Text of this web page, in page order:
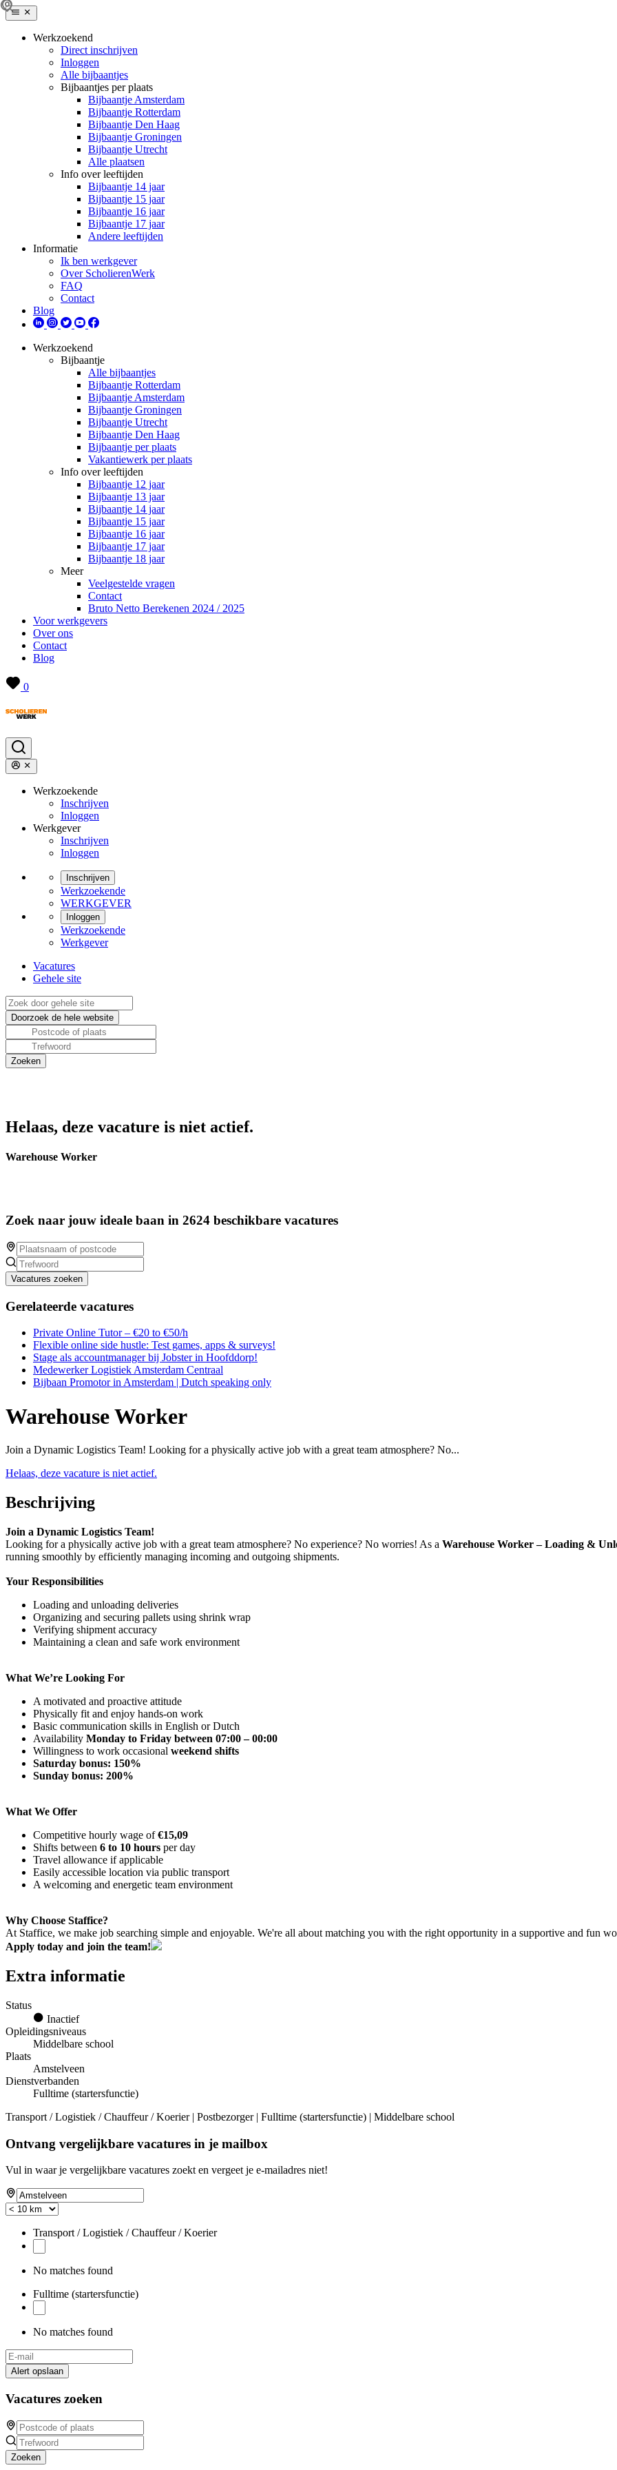
Werkzoekend
Direct inschrijven
Inloggen
Alle bijbaantjes
Bijbaantjes per plaats
Bijbaantje Amsterdam
Bijbaantje Rotterdam
Bijbaantje Den Haag
Bijbaantje Groningen
Bijbaantje Utrecht
Alle plaatsen
Info over leeftijden
Bijbaantje 14 jaar
Bijbaantje 15 jaar
Bijbaantje 16 jaar
Bijbaantje 17 jaar
Andere leeftijden
Informatie
Ik ben werkgever
Over ScholierenWerk
FAQ
Contact
Blog
Werkzoekend
Bijbaantje
Alle bijbaantjes
Bijbaantje Rotterdam
Bijbaantje Amsterdam
Bijbaantje Groningen
Bijbaantje Utrecht
Bijbaantje Den Haag
Bijbaantje per plaats
Vakantiewerk per plaats
Info over leeftijden
Bijbaantje 12 jaar
Bijbaantje 13 jaar
Bijbaantje 14 jaar
Bijbaantje 15 jaar
Bijbaantje 16 jaar
Bijbaantje 17 jaar
Bijbaantje 18 jaar
Meer
Veelgestelde vragen
Contact
Bruto Netto Berekenen 2024 / 2025
Voor werkgevers
Over ons
Contact
Blog
0
Werkzoekende
Inschrijven
Inloggen
Werkgever
Inschrijven
Inloggen
Inschrijven
Werkzoekende
WERKGEVER
Inloggen
Werkzoekende
Werkgever
Vacatures
Gehele site
Helaas, deze vacature is niet actief.
Warehouse Worker
Zoek naar jouw ideale baan in 2624 beschikbare vacatures
Vacatures zoeken
Gerelateerde vacatures
Private Online Tutor – €20 to €50/h
Flexible online side hustle: Test games, apps & surveys!
Stage als accountmanager bij Jobster in Hoofddorp!
Medewerker Logistiek Amsterdam Centraal
Bijbaan Promotor in Amsterdam | Dutch speaking only
Warehouse Worker
Join a Dynamic Logistics Team! Looking for a physically active job with a great team atmosphere? No...
Helaas, deze vacature is niet actief.
Beschrijving
Join a Dynamic Logistics Team!
Looking for a physically active job with a great team atmosphere? No experience? No worries! As a Warehouse Worker– Loading &
running smoothly by efficiently managing incoming and outgoing shipments.
Your Responsibilities
Loading and unloading deliveries
Organizing and securing pallets using shrink wrap
Verifying shipment accuracy
Maintaining a clean and safe work environment
What We’re Looking For
A motivated and proactive attitude
Physically fit and enjoy hands-on work
Basic communication skills in English or Dutch
Availability Monday to Friday between 07:00 – 00:00
Willingness to work occasional weekend shifts
Saturday bonus: 150%
Sunday bonus: 200%
What We Offer
Competitive hourly wage of€15,09
Shifts between 6 to 10 hours per day
Travel allowance if applicable
Easily accessible location via public transport
A welcoming and energetic team environment
Why Choose Staffice?
At Staffice, we make job searching simple and enjoyable. We're all about matching you with the right opportunity in a supportive and fun
Apply today and join the team!
Extra informatie
Status
Inactief
Opleidingsniveaus
Middelbare school
Plaats
Amstelveen
Dienstverbanden
Fulltime (startersfunctie)
Transport / Logistiek / Chauffeur / Koerier | Postbezorger | Fulltime (startersfunctie) | Middelbare school
Ontvang vergelijkbare vacatures in je mailbox
Vul in waar je vergelijkbare vacatures zoekt en vergeet je e-mailadres niet!
Transport / Logistiek / Chauffeur / Koerier
No matches found
Fulltime (startersfunctie)
No matches found
Alert opslaan
Vacatures zoeken
Zoeken